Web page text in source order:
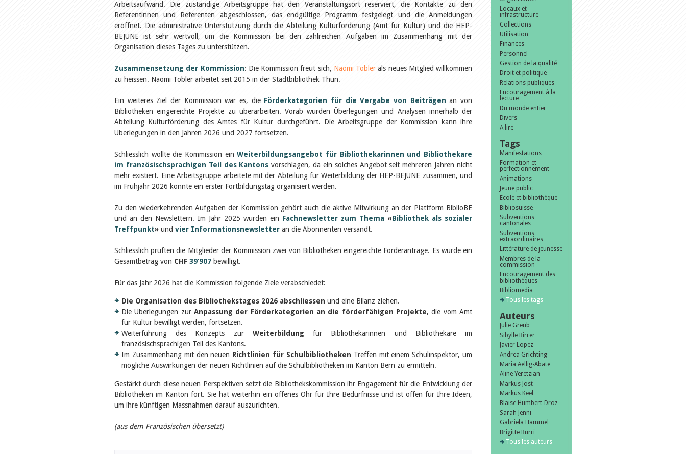
Arbeitsaufwand. Die zuständige Arbeitsgruppe hat den Veranstaltungsort reserviert, die Kontakte zu den
Referentinnen und Referenten abgeschlossen, das endgültige Programm festgelegt und die Anmeldungen
eröffnet. Die administrative Unterstützung durch die Abteilung Kulturförderung (Amt für Kultur) und die HEP-
BEJUNE ist sehr wertvoll, um die Kommission bei den zahlreichen Aufgaben im Zusammenhang mit der
Organisation dieses Tages zu unterstützen.​
Zusammensetzung der Kommission: Die Kommission freut sich, Naomi Tobler als neues Mitglied willkommen
zu heissen. Naomi Tobler arbeitet seit 2015 in der Stadtbibliothek Thun.
Ein weiteres Ziel der Kommission war es, die Förderkategorien für die Vergabe von Beiträgen an von
Bibliotheken eingereichte Projekte zu überarbeiten. Vorab wurden Überlegungen und Analysen innerhalb der
Abteilung Kulturförderung des Amtes für Kultur durchgeführt. Die Arbeitsgruppe der Kommission kann ihre
Überlegungen in den Jahren 2026 und 2027 fortsetzen.
Schliesslich wollte die Kommission einWeiterbildungsangebot für Bibliothekarinnen und Bibliothekare
im französischsprachigen Teil des Kantons vorschlagen, da ein solches Angebot seit mehreren Jahren nicht
mehr existiert. Eine Arbeitsgruppe arbeitete mit der Abteilung für Weiterbildung der HEP-BEJUNE zusammen, und
im Frühjahr 2026 konnte ein erster Fortbildungstag organisiert werden.
Zu den wiederkehrenden Aufgaben der Kommission gehört auch die aktive Mitwirkung an der Plattform BiblioBE
und an den Newslettern. Im Jahr 2025 wurden ein Fachnewsletter zum Thema «Bibliothek als sozialer
Treffpunkt» und vier Informationsnewsletter an die Abonnenten versandt.
Schliesslich prüften die Mitglieder der Kommission zwei von Bibliotheken eingereichte Förderanträge. Es wurde ein
Gesamtbetrag von CHF 39’907 bewilligt.
Für das Jahr 2026 hat die Kommission folgende Ziele verabschiedet:
Die Organisation des Bibliothekstages 2026 abschliessen und eine Bilanz ziehen.
Die Überlegungen zur Anpassung der Förderkategorien an die förderfähigen Projekte, die vom Amt
für Kultur bewilligt werden, fortsetzen.
Weiterführung des Konzepts zur Weiterbildung für Bibliothekarinnen und Bibliothekare im
französischsprachigen Teil des Kantons.
Im Zusammenhang mit den neuen Richtlinien für Schulbibliotheken Treffen mit einem Schulinspektor, um
mögliche Auswirkungen der neuen Richtlinien auf die Schulbibliotheken im Kanton Bern zu ermitteln.
Gestärkt durch diese neuen Perspektiven setzt die Bibliothekskommission ihr Engagement für die Entwicklung der
Bibliotheken im Kanton fort. Sie hat weiterhin ein offenes Ohr für Ihre Bedürfnisse und ist offen für Ihre Ideen,
um ihre künftigen Massnahmen darauf auszurichten.
(aus dem Französischen übersetzt)
Locaux et
infrastructure
Collections
Utilisation
Finances
Personnel
Gestion de la qualité
Droit et politique
Relations publiques
Encouragement à la
lecture
Du monde entier
Divers
A lire
Tags
Manifestations
Formation et
perfectionnement
Animations
Jeune public
Ecole et bibliothèque
Bibliosuisse
Subventions
cantonales
Subventions
extraordinaires
Littérature de jeunesse
Membres de la
commission
Encouragement des
bibliothèques
Bibliomedia
Tous les tags
Auteurs
Julie Greub
Sibylle Birrer
Javier Lopez
Andrea Grichting
Maria Aellig-Abate
Aline Yeretzian
Markus Jost
Markus Keel
Blaise Humbert-Droz
Sarah Jenni
Gabriela Hammel
Brigitte Burri
Tous les auteurs